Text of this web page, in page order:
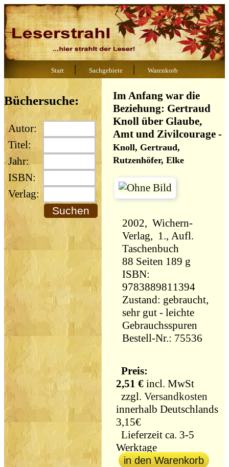
Start | Sachgebiete | Warenkorb
Büchersuche:
Autor:
Titel:
Jahr:
ISBN:
Verlag:
Im Anfang war die
Beziehung: Gertraud
Knoll über Glaube,
Amt und Zivilcourage -
Knoll, Gertraud,
Rutzenhöfer, Elke
2002, Wichern-
Verlag, 1., Aufl.
Taschenbuch
88 Seiten 189 g
ISBN:
9783889811394
Zustand: gebraucht,
sehr gut - leichte
Gebrauchsspuren
Bestell-Nr.: 75536
Preis:
2,51 € incl. MwSt
zzgl.Versandkosten
innerhalb Deutschlands
3,15€
Lieferzeit ca. 3-5
Werktage
in den Warenkorb